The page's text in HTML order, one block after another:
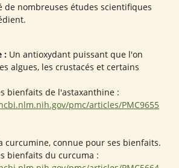
de nombreuses études scientifiques
: Un antioxydant puissant que l'on
algues, les crustacés et certains
bienfaits de l'astaxanthine :
pmc/articles/PMC9655
curcumine, connue pour ses bienfaits.
bienfaits du curcuma :